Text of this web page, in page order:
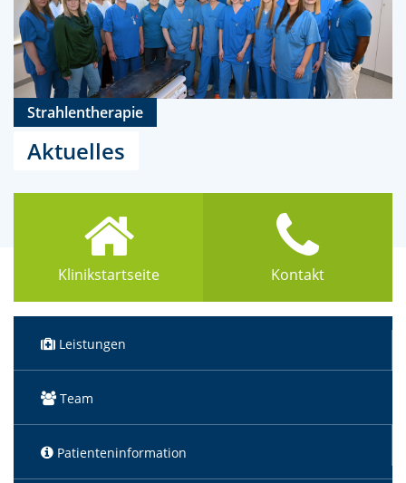
Strahlentherapie
Aktuelles
Klinikstartseite Kontakt
Leistungen
Team
Patienteninformation